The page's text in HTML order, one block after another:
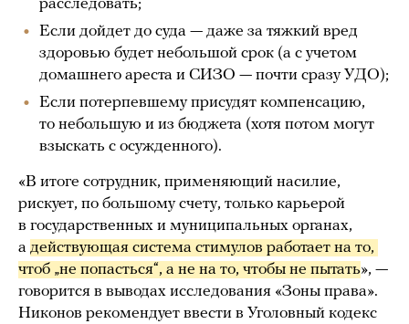
расследовать;
Если дойдет до суда — даже за тяжкий вред
здоровью будет небольшой срок (а с учетом
домашнего ареста и СИЗО — почти сразу УДО);
Если потерпевшему присудят компенсацию,
то небольшую и из бюджета (хотя потом могут
взыскать с осужденного).
«В итоге сотрудник, применяющий насилие,
рискует, по большому счету, только карьерой
в государственных и муниципальных органах,
а действующая система стимулов работает на то,
чтоб „не попасться“, а не на то, чтобы не пытать», —
говорится в выводах исследования «Зоны права».
Никонов рекомендует ввести в Уголовный кодекс